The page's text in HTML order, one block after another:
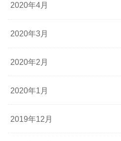
2020年4月
2020年3月
2020年2月
2020年1月
2019年12月